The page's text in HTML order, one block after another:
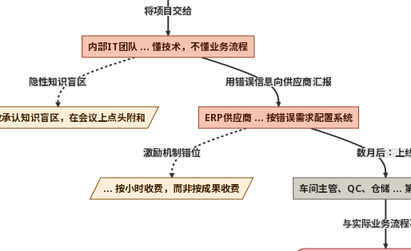
将项目交给
隐性知识盲区 用错误信息向供应商汇报
激励机制错位 数月后：上
与实际业务流
内部IT团队 ... 懂技术，不懂业务流程
认知识盲区，在会议上点头附和 ERP供应商 ... 按错误需求配置系统
... 按小时收费，而非按成果收费 车间主管、QC、仓储 ...